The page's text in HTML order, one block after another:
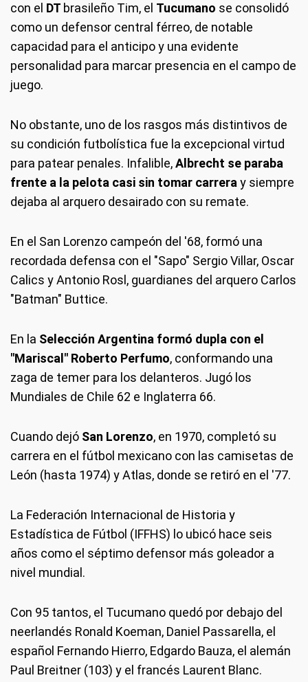
con el DT brasileño Tim, el Tucumano se consolidó
como un defensor central férreo, de notable
capacidad para el anticipo y una evidente
personalidad para marcar presencia en el campo de
juego.
No obstante, uno de los rasgos más distintivos de
su condición futbolística fue la excepcional virtud
para patear penales. Infalible,Albrecht se paraba
frente a la pelota casi sin tomar carreray siempre
dejaba al arquero desairado con su remate.
En el San Lorenzo campeón del '68, formó una
recordada defensa con el "Sapo" Sergio Villar, Oscar
Calics y Antonio Rosl, guardianes del arquero Carlos
"Batman" Buttice.
En la Selección Argentina formó dupla con el
"Mariscal" Roberto Perfumo, conformando una
zaga de temer para los delanteros. Jugó los
Mundiales de Chile 62 e Inglaterra 66.
Cuando dejó San Lorenzo, en 1970, completó su
carrera en el fútbol mexicano con las camisetas de
León (hasta 1974) y Atlas, donde se retiró en el '77.
La Federación Internacional de Historia y
Estadística de Fútbol (IFFHS) lo ubicó hace seis
años como el séptimo defensor más goleador a
nivel mundial.
Con 95 tantos, el Tucumano quedó por debajo del
neerlandés Ronald Koeman, Daniel Passarella, el
español Fernando Hierro, Edgardo Bauza, el alemán
Paul Breitner (103) y el francés Laurent Blanc.